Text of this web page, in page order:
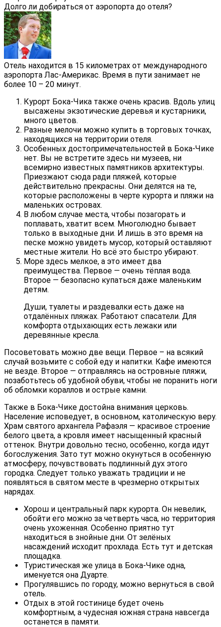
Долго ли добираться от аэропорта до отеля?
Отель находится в 15 километрах от международного
аэропорта Лас-Америкас. Время в пути занимает не
более 10 – 20 минут.
Курорт Бока-Чика также очень красив. Вдоль улиц
высажены экзотические деревья и кустарники,
много цветов.
Разные мелочи можно купить в торговых точках,
находящихся на территории отеля.
Особенных достопримечательностей в Бока-Чике
нет. Вы не встретите здесь ни музеев, ни
всемирно известных памятников архитектуры.
Приезжают сюда ради пляжей, которые
действительно прекрасны. Они делятся на те,
которые расположены в черте курорта и пляжи на
маленьких островах.
В любом случае места, чтобы позагорать и
поплавать, хватит всем. Многолюдно бывает
только в выходные дни. И лишь в это время на
песке можно увидеть мусор, который оставляют
местные жители. Но всё это быстро убирают.
Море здесь мелкое, а это имеет два
преимущества. Первое — очень тёплая вода.
Второе — безопасно купаться даже маленьким
детям.
Души, туалеты и раздевалки есть даже на
отдалённых пляжах. Работают спасатели. Для
комфорта отдыхающих есть лежаки или
деревянные кресла.
Посоветовать можно две вещи. Первое – на всякий
случай возьмите с собой еду и напитки. Кафе имеются
не везде. Второе — отправляясь на островные пляжи,
позаботьтесь об удобной обуви, чтобы не поранить ноги
об обломки кораллов и острые камни.
Также в Бока-Чике достойна внимания церковь.
Население исповедует, в основном, католическую веру.
Храм святого архангела Рафаэля — красивое строение
белого цвета, а кровля имеет насыщенный красный
оттенок. Внутри довольно тесно, особенно, когда идут
богослужения. Зато тут можно окунуться в особенную
атмосферу, почувствовать подлинный дух этого
городка. Следует только уважать традиции и не
появляться в святом месте в чрезмерно открытых
нарядах.
Хорош и центральный парк курорта. Он невелик,
обойти его можно за четверть часа, но территория
очень ухоженная. Особенно приятно тут
находиться в знойные дни. От зелёных
насаждений исходит прохлада. Есть тут и детская
площадка.
Туристическая же улица в Бока-Чике одна,
именуется она Дуарте.
Прогулявшись по городу, можно вернуться в свой
отель.
Отдых в этой гостинице будет очень
комфортным, а чудесная южная страна навсегда
останется в памяти.